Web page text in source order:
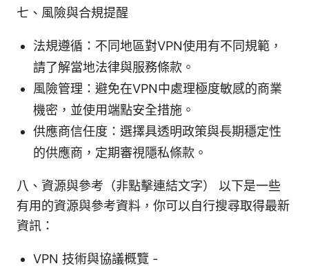
七、風險與合規提醒
法規遵循：不同地區對VPN使用有不同規範，
請了解當地法律與服務條款。
風險管理：避免在VPN中處理極度敏感的商業
機密，並使用端點安全措施。
供應商信任度：選擇具透明政策與長期穩定性
的供應商，定期審視隱私條款。
八、資源與參考（非點擊連結文字） 以下是一些
有用的資源與參考資料，你可以自行搜尋取得最新
資訊：
VPN 技術與協議概覽 -